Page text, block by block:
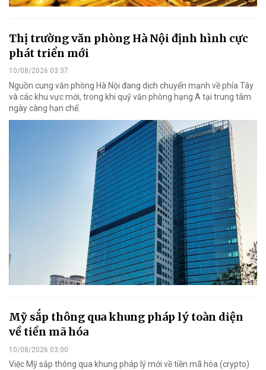
Thị trường văn phòng Hà Nội định hình cực
phát triển mới
10/08/2026 03:37
Nguồn cung văn phòng Hà Nội đang dịch chuyển mạnh về phía Tây
và các khu vực mới, trong khi quỹ văn phòng hạng A tại trung tâm
ngày càng hạn chế.
Mỹ sắp thông qua khung pháp lý toàn diện
về tiền mã hóa
10/08/2026 03:00
Việc Mỹ sắp thông qua khung pháp lý mới về tiền mã hóa (crypto)